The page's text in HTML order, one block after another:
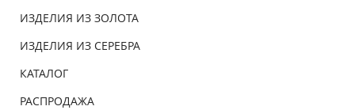
ИЗДЕЛИЯ ИЗ ЗОЛОТА
ИЗДЕЛИЯ ИЗ СЕРЕБРА
КАТАЛОГ
РАСПРОДАЖА